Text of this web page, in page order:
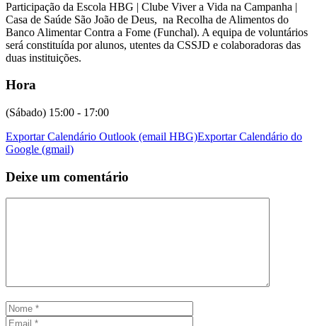
Participação da Escola HBG | Clube Viver a Vida na Campanha |
Casa de Saúde São João de Deus, na Recolha de Alimentos do
Banco Alimentar Contra a Fome (Funchal). A equipa de voluntários
será constituída por alunos, utentes da CSSJD e colaboradoras das
duas instituições.
Hora
(Sábado) 15:00 - 17:00
Exportar Calendário Outlook (email HBG)Exportar Calendário do
Google (gmail)
Deixe um comentário
Nome